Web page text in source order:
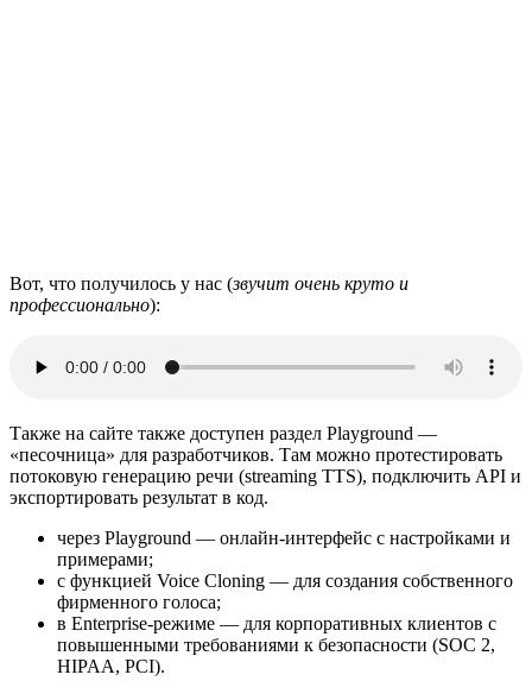
Вот, что получилось у нас (звучит очень круто и
профессионально):
Также на сайте также доступен раздел Playground —
«песочница» для разработчиков. Там можно протестировать
потоковую генерацию речи (streaming TTS), подключить API и
экспортировать результат в код.
через Playground — онлайн-интерфейс с настройками и
примерами;
с функцией Voice Cloning — для создания собственного
фирменного голоса;
в Enterprise-режиме — для корпоративных клиентов с
повышенными требованиями к безопасности (SOC 2,
HIPAA, PCI).